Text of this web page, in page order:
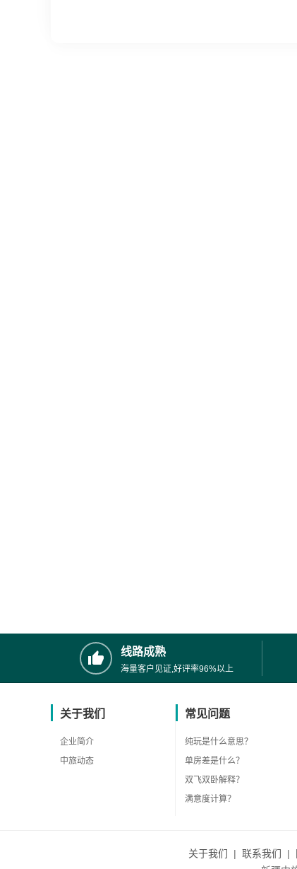
线路成熟
海量客户见证,好评率96%以上
关于我们
企业简介
中旅动态
常见问题
纯玩是什么意思？
单房差是什么？
双飞双卧解释？
满意度计算？
关于我们 | 联系我们 |